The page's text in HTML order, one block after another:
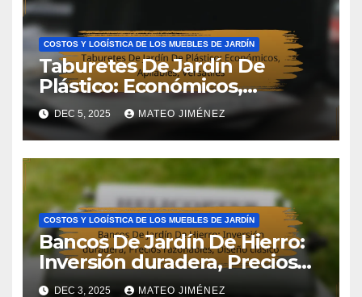
COSTOS Y LOGÍSTICA DE LOS MUEBLES DE JARDÍN
Taburetes De Jardín De
Plástico: Económicos,
Apilables, Versátiles
DEC 5, 2025 MATEO JIMÉNEZ
COSTOS Y LOGÍSTICA DE LOS MUEBLES DE JARDÍN
Bancos De Jardín De Hierro:
Inversión duradera, Precios
razonables, Diseño clásico
DEC 3, 2025 MATEO JIMÉNEZ